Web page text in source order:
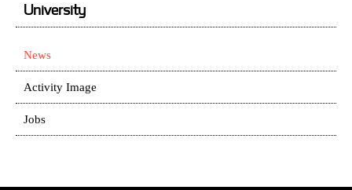
University
News
Activity Image
Jobs